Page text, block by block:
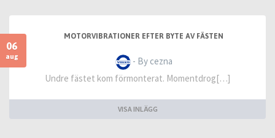
06
aug
MOTORVIBRATIONER EFTER BYTE AV FÄSTEN
- By cezna
Undre fästet kom förmonterat. Momentdrog[…]
VISA INLÄGG